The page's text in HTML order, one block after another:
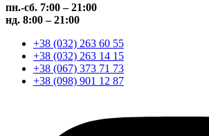
пн.-сб. 7:00 – 21:00
нд. 8:00 – 21:00
+38 (032) 263 60 55
+38 (032) 263 14 15
+38 (067) 373 71 73
+38 (098) 901 12 87